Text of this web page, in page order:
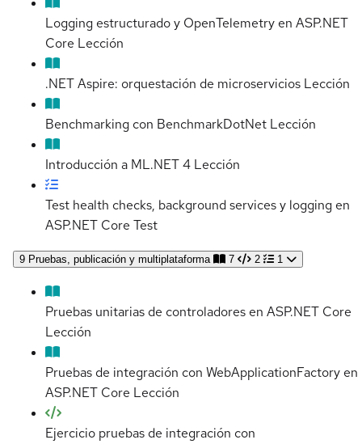
Logging estructurado y OpenTelemetry en ASP.NET
Core Lección
.NET Aspire: orquestación de microservicios Lección
Benchmarking con BenchmarkDotNet Lección
Introducción a ML.NET 4 Lección
Test health checks, background services y logging en
ASP.NET Core Test
9 Pruebas, publicación y multiplataforma 7 2 1
Pruebas unitarias de controladores en ASP.NET Core
Lección
Pruebas de integración con WebApplicationFactory en
ASP.NET Core Lección
Ejercicio pruebas de integración con